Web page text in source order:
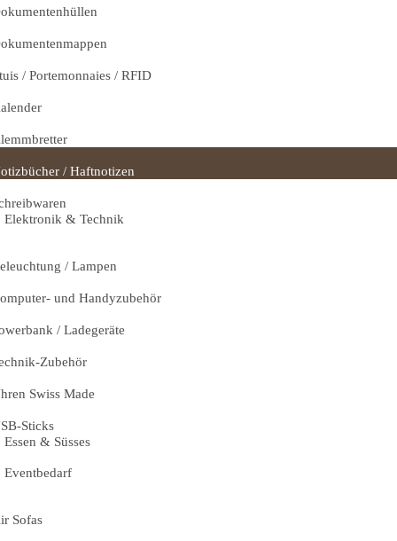
/ Portemonnaies / RFID
/ Haftnotizen
Elektronik & Technik
/ Lampen
und Handyzubehör
/ Ladegeräte
Zubehör
Swiss Made
Sticks
Essen & Süsses
Eventbedarf
Sofas